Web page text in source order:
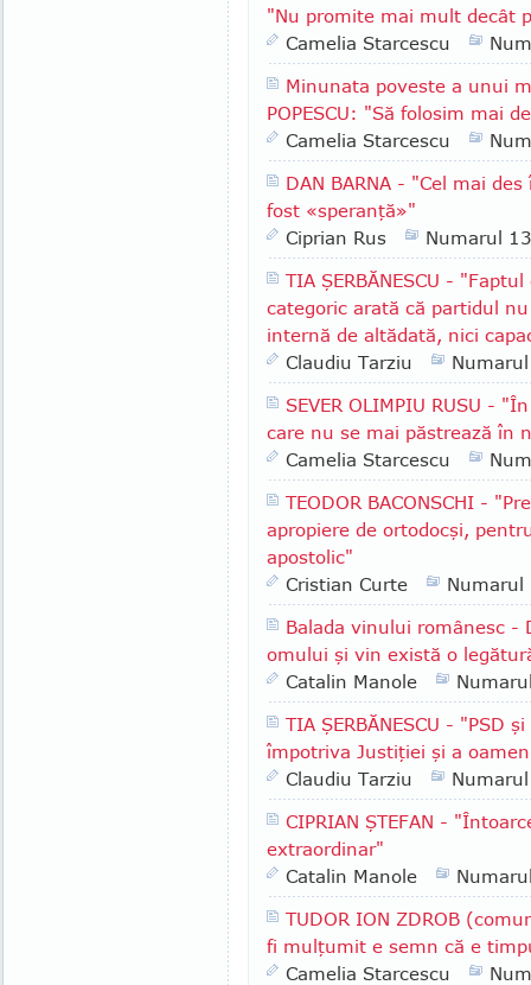
"Nu promite mai mult decât
Camelia Starcescu
Minunata poveste a unui
POPESCU: "Să folosim mai
Camelia Starcescu
DAN BARNA - "Cel mai
fost «speranţă»"
Ciprian Rus
Numarul
TIA ŞERBĂNESCU -
categoric arată că partidul
internă de altădată, nici
Claudiu Tarziu
SEVER OLIMPIU RUSU -
care nu se mai păstrează în
Camelia Starcescu
TEODOR BACONSCHI -
apropiere de ortodocşi,
apostolic"
Cristian Curte
Numarul
Balada vinului românesc
omului şi vin există o
Catalin Manole
TIA ŞERBĂNESCU - "PSD
împotriva Justiţiei şi a
Claudiu Tarziu
CIPRIAN ŞTEFAN -
extraordinar"
Catalin Manole
TUDOR ION ZDROB
fi mulţumit e semn că e
Camelia Starcescu